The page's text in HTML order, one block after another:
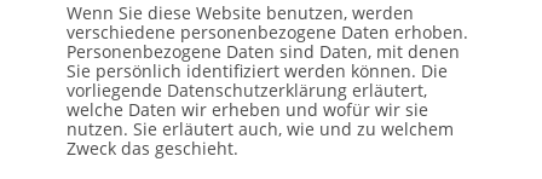
Wenn Sie diese Website benutzen, werden
verschiedene personenbezogene Daten erhoben.
Personenbezogene Daten sind Daten, mit denen
Sie persönlich identifiziert werden können. Die
vorliegende Datenschutzerklärung erläutert,
welche Daten wir erheben und wofür wir sie
nutzen. Sie erläutert auch, wie und zu welchem
Zweck das geschieht.